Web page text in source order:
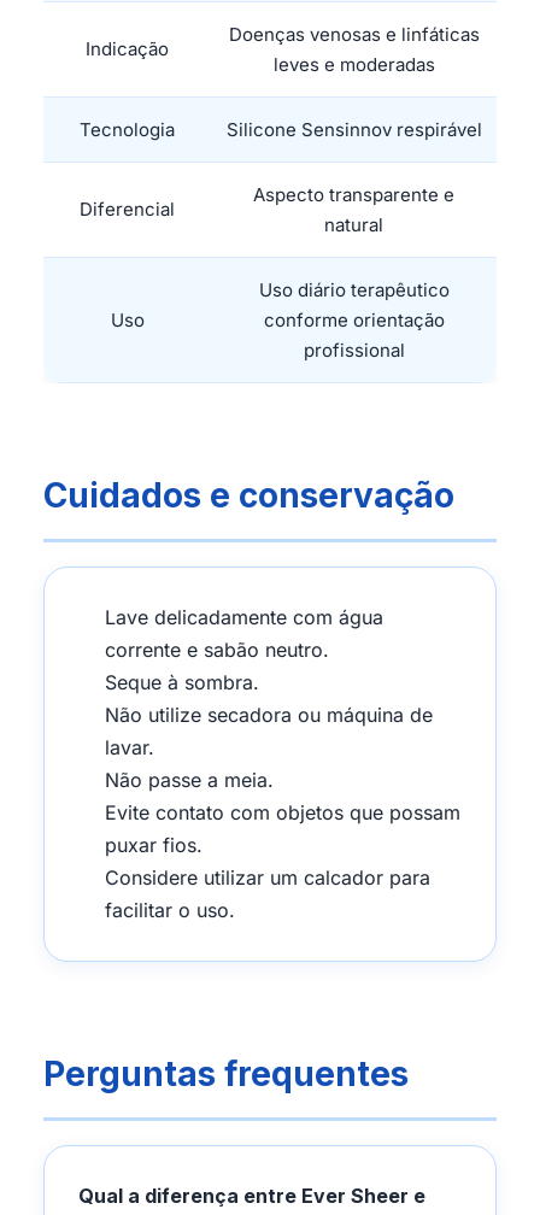
Indicação
Doenças venosas e linfáticas
leves e moderadas
Tecnologia Silicone Sensinnov respirável
Diferencial
Aspecto transparente e
natural
Uso
Uso diário terapêutico
conforme orientação
profissional
Cuidados e conservação
Lave delicadamente com água
corrente e sabão neutro.
Seque à sombra.
Não utilize secadora ou máquina de
lavar.
Não passe a meia.
Evite contato com objetos que possam
puxar fios.
Considere utilizar um calcador para
facilitar o uso.
Perguntas frequentes
Qual a diferença entre Ever Sheer e